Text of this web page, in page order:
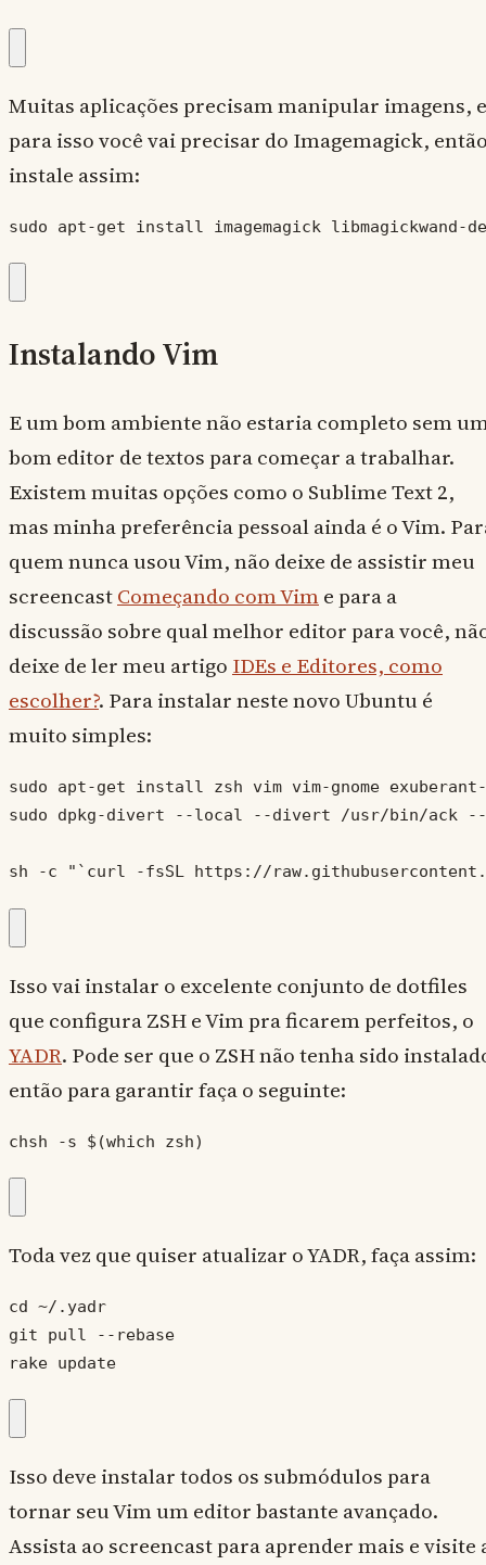
Muitas aplicações precisam manipular imagens, e
para isso você vai precisar do Imagemagick,
instale assim:
sudo apt-get install imagemagick libmagickwand-
Instalando Vim
E um bom ambiente não estaria completo sem
bom editor de textos para começar a trabalhar.
Existem muitas opções como o Sublime Text 2,
mas minha preferência pessoal ainda é o Vim.
quem nunca usou Vim, não deixe de assistir meu
screencastComeçando com Vime para a
discussão sobre qual melhor editor para você,
deixe de ler meu artigo IDEs e Editores, como
escolher?. Para instalar neste novo Ubuntu é
muito simples:
sudo apt-get install zsh vim vim-gnome
sudo dpkg-divert --local --divert /usr/bin/ack --
sh -c "`curl -fsSL https://
Isso vai instalar o excelente conjunto de dotfiles
que configura ZSH e Vim pra ficarem perfeitos, o
YADR. Pode ser que o ZSH não tenha sido
então para garantir faça o seguinte:
chsh -s $(which zsh)
Toda vez que quiser atualizar o YADR, faça assim:
cd ~/.yadr
git pull --rebase
rake update
Isso deve instalar todos os submódulos para
tornar seu Vim um editor bastante avançado.
Assista ao screencast para aprender mais e visite